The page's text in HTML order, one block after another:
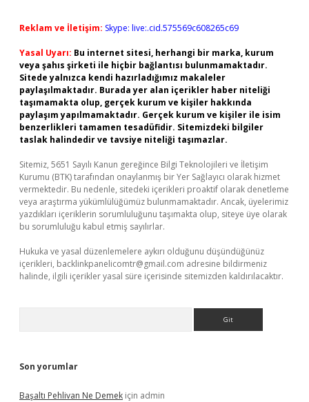
Reklam ve İletişim: Skype: live:.cid.575569c608265c69
Yasal Uyarı: Bu internet sitesi, herhangi bir marka, kurum
veya şahıs şirketi ile hiçbir bağlantısı bulunmamaktadır.
Sitede yalnızca kendi hazırladığımız makaleler
paylaşılmaktadır. Burada yer alan içerikler haber niteliği
taşımamakta olup, gerçek kurum ve kişiler hakkında
paylaşım yapılmamaktadır. Gerçek kurum ve kişiler ile isim
benzerlikleri tamamen tesadüfidir. Sitemizdeki bilgiler
taslak halindedir ve tavsiye niteliği taşımazlar.
Sitemiz, 5651 Sayılı Kanun gereğince Bilgi Teknolojileri ve İletişim
Kurumu (BTK) tarafından onaylanmış bir Yer Sağlayıcı olarak hizmet
vermektedir. Bu nedenle, sitedeki içerikleri proaktif olarak denetleme
veya araştırma yükümlülüğümüz bulunmamaktadır. Ancak, üyelerimiz
yazdıkları içeriklerin sorumluluğunu taşımakta olup, siteye üye olarak
bu sorumluluğu kabul etmiş sayılırlar.
Hukuka ve yasal düzenlemelere aykırı olduğunu düşündüğünüz
içerikleri, backlinkpanelicomtr@gmail.com adresine bildirmeniz
halinde, ilgili içerikler yasal süre içerisinde sitemizden kaldırılacaktır.
Son yorumlar
Başaltı Pehlivan Ne Demek için admin